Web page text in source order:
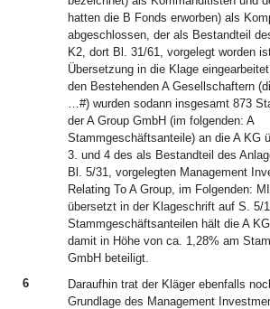
hatten die B Fonds erworben) als
abgeschlossen, der als Bestandteil
K2, dort Bl. 31/61, vorgelegt worden
Übersetzung in die Klage
den Bestehenden A Gesellschaftern
…#) wurden sodann insgesamt 873
der A Group GmbH (im folgenden: A
Stammgeschäftsanteile) an die A KG
3. und 4 des als Bestandteil des
Bl. 5/31, vorgelegten Management
Relating To A Group, im Folgenden:
übersetzt in der Klageschrift auf S. 5/
Stammgeschäftsanteilen hält die A
damit in Höhe von ca. 1,28% am
GmbH beteiligt.
6
Daraufhin trat der Kläger ebenfalls
Grundlage des Management